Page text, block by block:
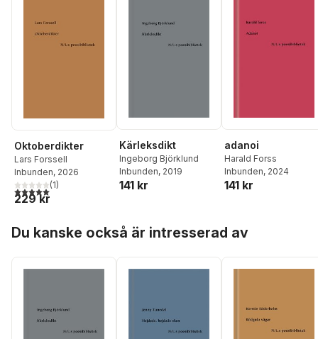
Oktoberdikter
Lars Forssell
Inbunden, 2026
5,0utav 5 stjärnor. Totalt antal röster:
(1)
229 kr
Kärleksdikt
Ingeborg Björklund
Inbunden, 2019
141 kr
adanoi
Harald Forss
Inbunden, 2024
141 kr
Du kanske också är intresserad av